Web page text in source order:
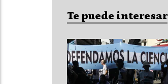
Te puede interesar